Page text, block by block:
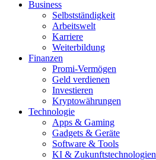
Business
Selbstständigkeit
Arbeitswelt
Karriere
Weiterbildung
Finanzen
Promi-Vermögen
Geld verdienen
Investieren
Kryptowährungen
Technologie
Apps & Gaming
Gadgets & Geräte
Software & Tools
KI & Zukunftstechnologien